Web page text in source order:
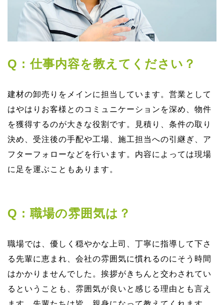
Q : 仕事内容を教えてください？
建材の卸売りをメインに担当しています。営業として
はやはりお客様とのコミュニケーションを深め、物件
を獲得するのが⼤きな役割です。⾒積り、条件の取り
決め、受注後の⼿配や⼯場、施⼯担当への引継ぎ、ア
フターフォローなどを⾏います。内容によっては現場
に⾜を運ぶこともあります。
Q : 職場の雰囲気は？
職場では、優しく穏やかな上司、丁寧に指導して下さ
る先輩に恵まれ、会社の雰囲気に慣れるのにそう時間
はかかりませんでした。挨拶がきちんと交わされてい
るということも、雰囲気が良いと感じる理由とも⾔え